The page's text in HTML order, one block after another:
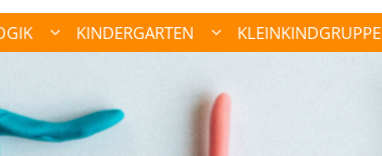
KINDERGARTEN KLEINKINDGRUPPE